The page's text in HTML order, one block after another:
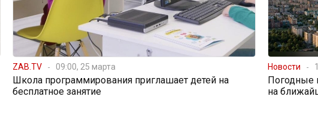
ZAB.TV 09:00, 25 марта
Школа программирования приглашает детей на
бесплатное занятие
Новости
Погодные
на